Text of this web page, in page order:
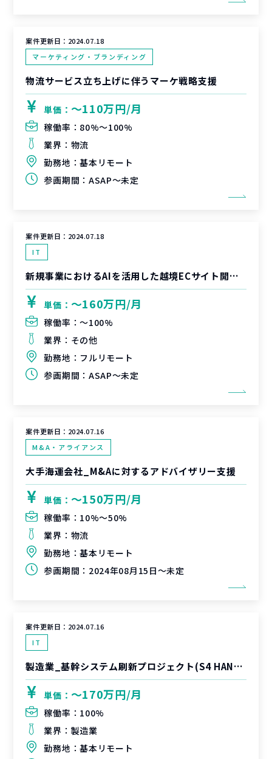
案件更新日： 2024.07.18
マーケティング・ブランディング
物流サービス立ち上げに伴うマーケ戦略支援
単価： 〜110万円/月
稼働率： 80%〜100%
業界： 物流
勤務地：基本リモート
参画期間： ASAP～未定
案件更新日： 2024.07.18
IT
新規事業におけるAIを活用した越境ECサイト開発のPdM
単価： 〜160万円/月
稼働率：〜100%
業界： その他
勤務地： フルリモート
参画期間： ASAP～未定
案件更新日： 2024.07.16
M&A・アライアンス
大手海運会社_M&Aに対するアドバイザリー支援
単価： 〜150万円/月
稼働率： 10%〜50%
業界： 物流
勤務地：基本リモート
参画期間： 2024年08月15日～未定
案件更新日： 2024.07.16
IT
製造業_基幹システム刷新プロジェクト(S4 HANA導入)
単価： 〜170万円/月
稼働率： 100%
業界： 製造業
勤務地：基本リモート